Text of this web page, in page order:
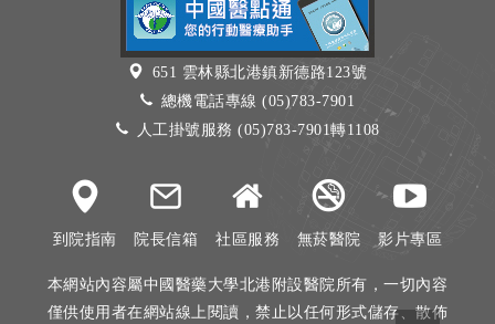
651 雲林縣北港鎮新德路123號
總機電話專線 (05)783-7901
人工掛號服務 (05)783-7901轉1108
到院指南 院長信箱 社區服務 無菸醫院 影片專區
本網站內容屬中國醫藥大學北港附設醫院所有，一切內容
僅供使用者在網站線上閱讀，禁止以任何形式儲存、散佈